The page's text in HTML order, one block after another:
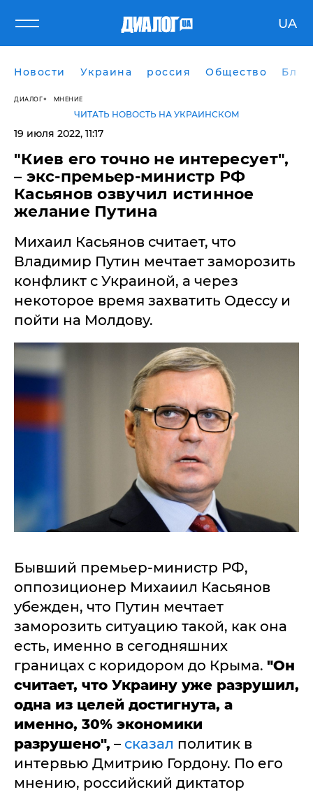
UA
Новости Украина россия Общество
ДИАЛОГ МНЕНИЕ
ЧИТАТЬ НОВОСТЬ НА УКРАИНСКОМ
19 июля 2022, 11:17
"Киев его точно не интересует",
– экс-премьер-министр РФ
Касьянов озвучил истинное
желание Путина
Михаил Касьянов считает, что
Владимир Путин мечтает заморозить
конфликт с Украиной, а через
некоторое время захватить Одессу и
пойти на Молдову.
Бывший премьер-министр РФ,
оппозиционер Михаиил Касьянов
убежден, что Путин мечтает
заморозить ситуацию такой, как она
есть, именно в сегодняшних
границах с коридором до Крыма. "Он
считает, что Украину уже разрушил,
одна из целей достигнута, а
именно, 30% экономики
разрушено", – сказал политик в
интервью Дмитрию Гордону. По его
мнению, российский диктатор